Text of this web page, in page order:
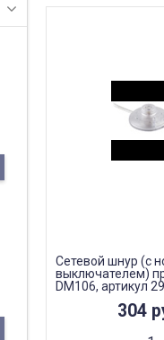
Сетевой шнур (с
выключателем)
DM106, артикул
304